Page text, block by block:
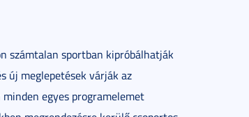
számtalan sportban kipróbálhatják
új meglepetések várják az
egyes programelemet